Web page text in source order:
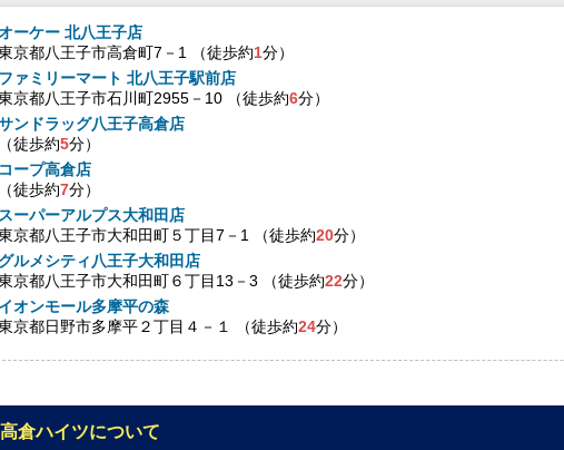
ーケー 北八王子店
京都八王子市高倉町7－1 （徒歩約1分）
ファミリーマート 北八王子駅前店
京都八王子市石川町2955－10 （徒歩約6分）
ンドラッグ八王子高倉店
（徒歩約5分）
コープ高倉店
（徒歩約7分）
スーパーアルプス大和田店
京都八王子市大和田町５丁目7－1 （徒歩約20分）
グルメシティ八王子大和田店
京都八王子市大和田町６丁目13－3 （徒歩約22分）
イオンモール多摩平の森
京都日野市多摩平２丁目４－１ （徒歩約24分）
高倉ハイツについて